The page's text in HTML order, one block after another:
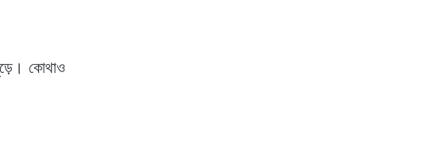
কোথাও